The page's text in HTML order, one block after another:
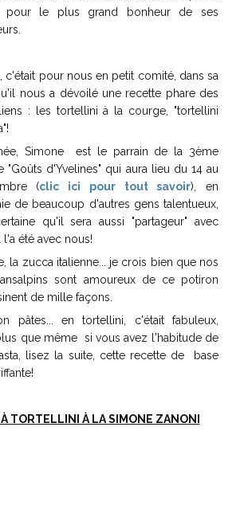
pour le plus grand bonheur de ses
c'était pour nous en petit comité, dans sa
nous a dévoilé une recette phare des
: les tortellini à la courge, "tortellini
Simone est le parrain de la 3ème
"Goûts d'Yvelines" qui aura lieu du 14 au
(clic ici pour tout savoir), en
de beaucoup d'autres gens talentueux,
qu'il sera aussi "partageur" avec
été avec nous!
la zucca italienne... je crois bien que nos
sont amoureux de ce potiron
de mille façons.
pâtes... en tortellini, c'était fabuleux,
que même si vous avez l'habitude de
lisez la suite, cette recette de base
À TORTELLINI À LA SIMONE ZANONI